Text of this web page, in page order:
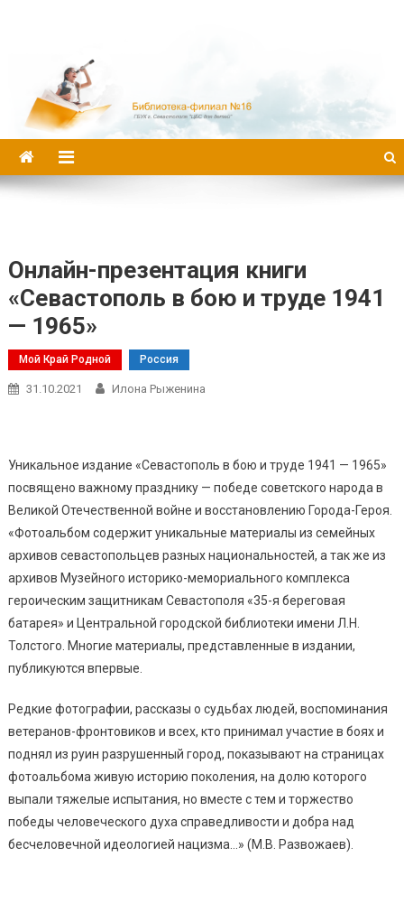
Онлайн-презентация книги
«Севастополь в бою и труде 1941
— 1965»
Мой Край Родной Россия
31.10.2021 Илона Рыженина
Уникальное издание «Севастополь в бою и труде 1941 — 1965»
посвящено важному празднику — победе советского народа в
Великой Отечественной войне и восстановлению Города-Героя.
«Фотоальбом содержит уникальные материалы из семейных
архивов севастопольцев разных национальностей, а так же из
архивов Музейного историко-мемориального комплекса
героическим защитникам Севастополя «35-я береговая
батарея» и Центральной городской библиотеки имени Л.Н.
Толстого. Многие материалы, представленные в издании,
публикуются впервые.
Редкие фотографии, рассказы о судьбах людей, воспоминания
ветеранов-фронтовиков и всех, кто принимал участие в боях и
поднял из руин разрушенный город, показывают на страницах
фотоальбома живую историю поколения, на долю которого
выпали тяжелые испытания, но вместе с тем и торжество
победы человеческого духа справедливости и добра над
бесчеловечной идеологией нацизма…» (М.В. Развожаев).